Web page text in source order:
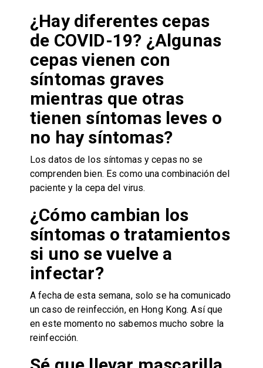
¿Hay diferentes cepas
de COVID-19? ¿Algunas
cepas vienen con
síntomas graves
mientras que otras
tienen síntomas leves o
no hay síntomas?
Los datos de los síntomas y cepas no se
comprenden bien. Es como una combinación del
paciente y la cepa del virus.
¿Cómo cambian los
síntomas o tratamientos
si uno se vuelve a
infectar?
A fecha de esta semana, solo se ha comunicado
un caso de reinfección, en Hong Kong. Así que
en este momento no sabemos mucho sobre la
reinfección.